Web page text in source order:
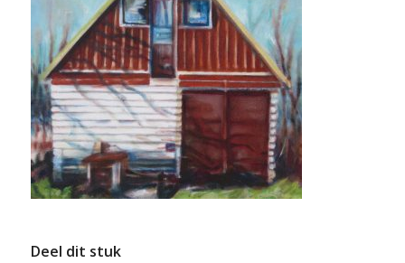
Deel dit stuk